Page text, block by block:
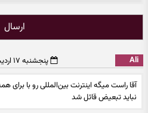
ارسال
Ali پنجشنبه ۱۷ اردیبهشت ۱۴۰۵ | ۰۴:۱۸
آقا راست میگه اینترنت بین‌المللی رو با
نباید تبعیض قائل شد